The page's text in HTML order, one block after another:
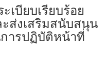
เบียบเรียบร้อย
ส่งเสริมสนับสนุน
รปฏิบัติหน้าที่